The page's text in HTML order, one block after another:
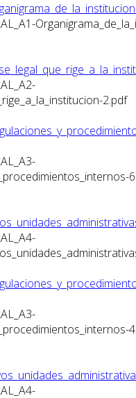
2.pdf